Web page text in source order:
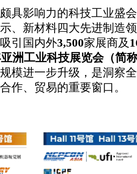
具影响力的科技工业盛
、新材料四大先进制造
引国内外3,500家展商及
洲工业科技展览会（简
模进一步升级，是洞察
作、贸易的重要窗口。